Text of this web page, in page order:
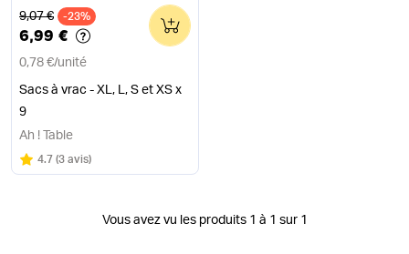
Ancien prix
9,07 € -23%
6,99 €
0,78 €/unité
Sacs à vrac - XL, L, S et XS x
9
0
Ah ! Table
Note
4.7 sur 5
(3 avis)
Vous avez vu les produits 1 à 1 sur 1